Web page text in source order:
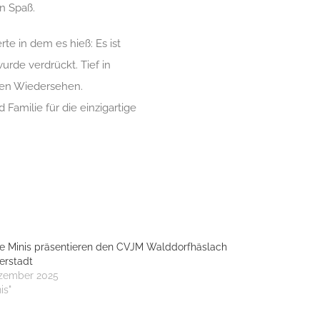
Spaß.
in dem es hieß: Es ist
verdrückt. Tief in
Wiedersehen.
Familie für die einzigartige
Minis präsentieren den CVJM Walddorfhäslach
2025